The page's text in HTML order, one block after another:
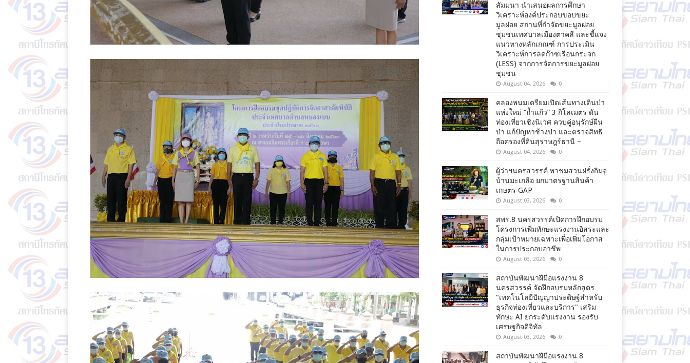
สัมมนา นำเสนอผลการศึกษา
วิเคราะห์องค์ประกอบขอบขยะ
มูลฝอย สถานที่กำจัดขยะมูลฝอย
ชุมชนเทศบาลเมืองตาคลี และชี้แจง
แนวทางหลักเกณฑ์ การประเมิน
วิเคราะห์การลดก๊าซเรือนกระจก
(LESS) จากการจัดการขยะมูลฝอย
ชุมชน
August 04, 2026 0
คลองพนมเตรียมเปิดเส้นทางเดินป่า
แห่งใหม่ “ถ้ำแก้ว” 3 กิโลเมตร ดัน
ท่องเที่ยวเชิงนิเวศ ควบคู่อนุรักษ์ผืน
ป่า แก้ปัญหาช้างป่า และตรวจสิทธิ
ถือครองที่ดินสุราษฎร์ธานี –
August 04, 2026 0
ผู้ว่าฯนครสวรรค์ พาชมสวนฝรั่งกิมจู
บ้านมะเกลือ ยกมาตรฐานสินค้า
เกษตร GAP
August 03, 2026 0
สพร.8 นครสวรรค์เปิดการฝึกอบรม
โครงการเพิ่มทักษะแรงงานอิสระและ
กลุ่มเป้าหมายเฉพาะเพื่อเพิ่มโอกาส
ในการประกอบอาชีพ
August 03, 2026 0
สถาบันพัฒนาฝีมือแรงงาน 8
นครสวรรค์ จัดฝึกอบรมหลักสูตร
"เทคโนโลยีปัญญาประดิษฐ์สำหรับ
ธุรกิจท่องเที่ยวและบริการ" เสริม
ทักษะ AI ยกระดับแรงงาน รองรับ
เศรษฐกิจดิจิทัล
August 03, 2026 0
สถาบันพัฒนาฝีมือแรงงาน 8